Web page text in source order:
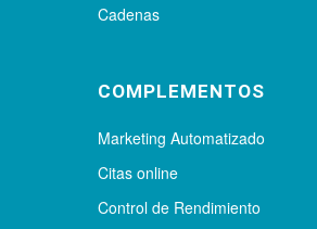
Cadenas
COMPLEMENTOS
Marketing Automatizado
Citas online
Control de Rendimiento